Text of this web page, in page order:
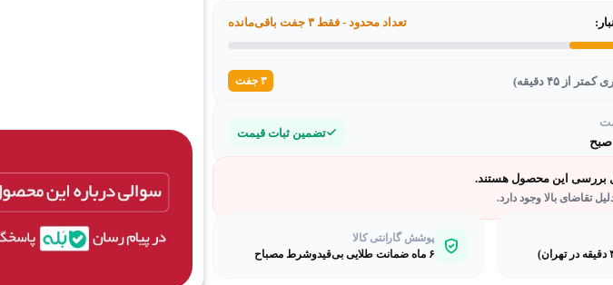
تعداد محدود - فقط ۳ جفت باقی‌مانده
۴۵ دقیقه) ۳ جفت
تضمین ثبات قیمت
بررسی این محصول هستند.
تقاضای بالا وجود دارد.
پوشش گارانتی کالا
۶ ماه ضمانت طلایی بی‌قیدوشرط مصباح